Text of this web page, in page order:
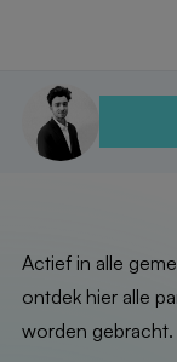
Actief in alle
ontdek hier alle
worden gebracht.